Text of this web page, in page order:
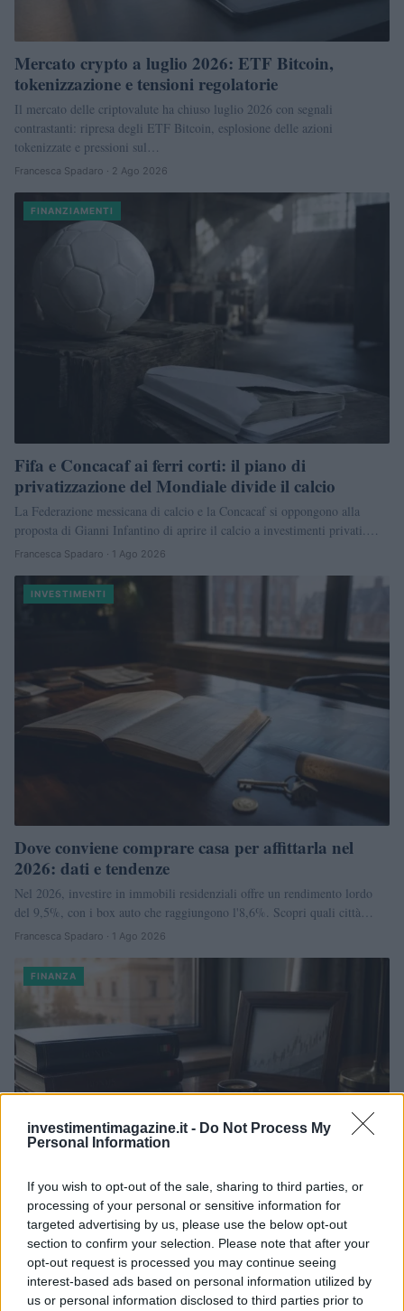
investimentimagazine.it - Do Not Process My
Personal Information
If you wish to opt-out of the sale, sharing to third parties, or
processing of your personal or sensitive information for
targeted advertising by us, please use the below opt-out
section to confirm your selection. Please note that after your
opt-out request is processed you may continue seeing
interest-based ads based on personal information utilized by
us or personal information disclosed to third parties prior to
Mercato crypto a luglio 2026: ETF Bitcoin,
tokenizzazione e tensioni regolatorie
Il mercato delle criptovalute ha chiuso luglio 2026 con segnali
contrastanti: ripresa degli ETF Bitcoin, esplosione delle azioni
tokenizzate e pressioni sul…
Francesca Spadaro · 2 Ago 2026
FINANZIAMENTI
Fifa e Concacaf ai ferri corti: il piano di
privatizzazione del Mondiale divide il calcio
La Federazione messicana di calcio e la Concacaf si oppongono alla
proposta di Gianni Infantino di aprire il calcio a investimenti privati.…
Francesca Spadaro · 1 Ago 2026
INVESTIMENTI
Dove conviene comprare casa per affittarla nel
2026: dati e tendenze
Nel 2026, investire in immobili residenziali offre un rendimento lordo
del 9,5%, con i box auto che raggiungono l'8,6%. Scopri quali città…
Francesca Spadaro · 1 Ago 2026
FINANZA
Scopri i diversi tipi di Titoli di Stato e le loro
caratteristiche
Esplora le diverse tipologie di Titoli di Stato offerti dal Ministero
dell’Economia e delle Finanze e scopri come investire in modo sicuro…